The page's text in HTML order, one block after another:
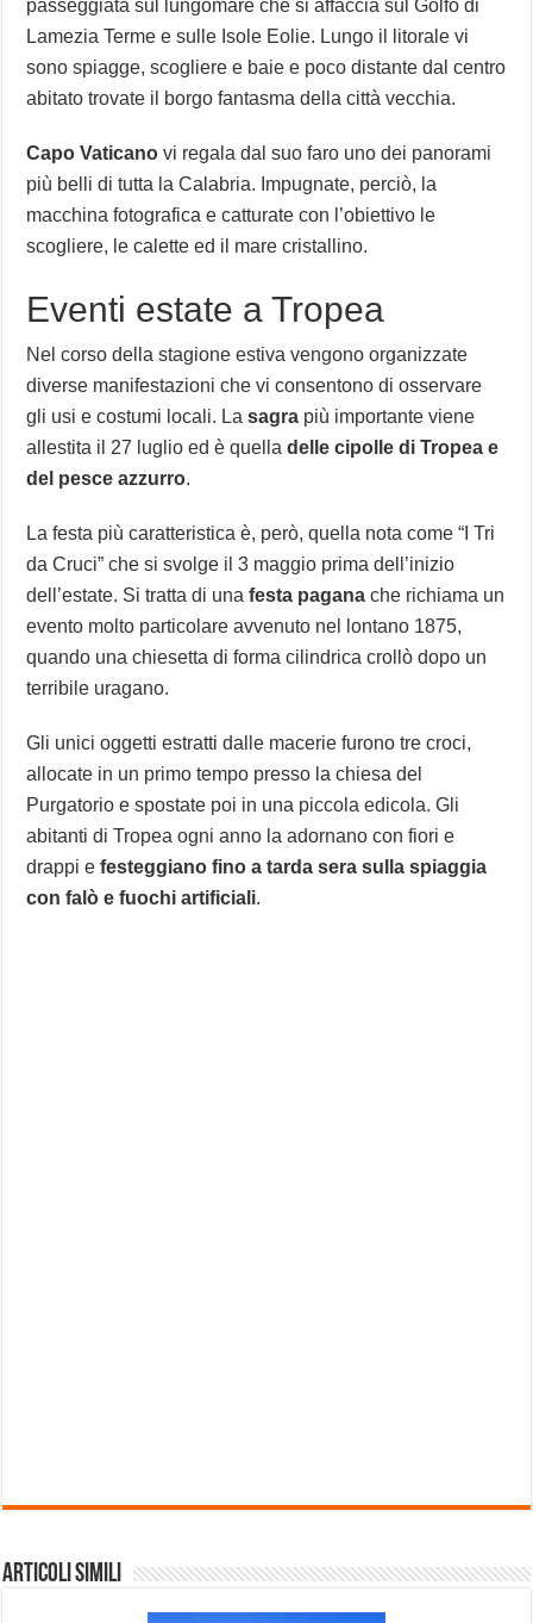
passeggiata sul lungomare che si affaccia sul Golfo di
Lamezia Terme e sulle Isole Eolie. Lungo il litorale vi
sono spiagge, scogliere e baie e poco distante dal centro
abitato trovate il borgo fantasma della città vecchia.
Capo Vaticano vi regala dal suo faro uno dei panorami
più belli di tutta la Calabria. Impugnate, perciò, la
macchina fotografica e catturate con l’obiettivo le
scogliere, le calette ed il mare cristallino.
Eventi estate a Tropea
Nel corso della stagione estiva vengono organizzate
diverse manifestazioni che vi consentono di osservare
gli usi e costumi locali. Lasagra più importante viene
allestita il 27 luglio ed è quelladelle cipolle di Tropea e
del pesce azzurro.
La festa più caratteristica è, però, quella nota come “I Tri
da Cruci” che si svolge il 3 maggio prima dell’inizio
dell’estate. Si tratta di unafesta pagana che richiama un
evento molto particolare avvenuto nel lontano 1875,
quando una chiesetta di forma cilindrica crollò dopo un
terribile uragano.
Gli unici oggetti estratti dalle macerie furono tre croci,
allocate in un primo tempo presso la chiesa del
Purgatorio e spostate poi in una piccola edicola. Gli
abitanti di Tropea ogni anno la adornano con fiori e
drappi efesteggiano fino a tarda sera sulla spiaggia
con falò e fuochi artificiali.
Articoli Simili